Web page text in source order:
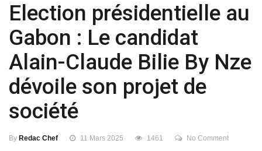
Election présidentielle au
Gabon : Le candidat
Alain-Claude Bilie By Nze
dévoile son projet de
société
By Redac Chef 11 Mars 2025 1461 No Comment